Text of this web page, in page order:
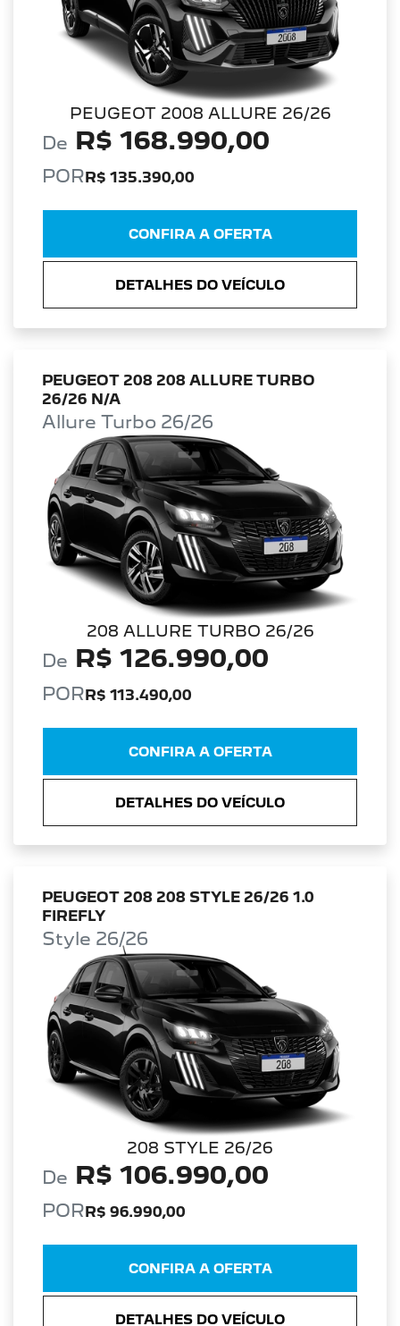
PEUGEOT 2008 ALLURE 26/26
De R$ 168.990,00
POR R$ 135.390,00
CONFIRA A OFERTA
DETALHES DO VEÍCULO
PEUGEOT 208 208 ALLURE TURBO
26/26 N/A
Allure Turbo 26/26
208 ALLURE TURBO 26/26
De R$ 126.990,00
PORR$ 113.490,00
CONFIRA A OFERTA
DETALHES DO VEÍCULO
PEUGEOT 208 208 STYLE 26/26 1.0
FIREFLY
Style 26/26
208 STYLE 26/26
De R$ 106.990,00
PORR$ 96.990,00
CONFIRA A OFERTA
DETALHES DO VEÍCULO